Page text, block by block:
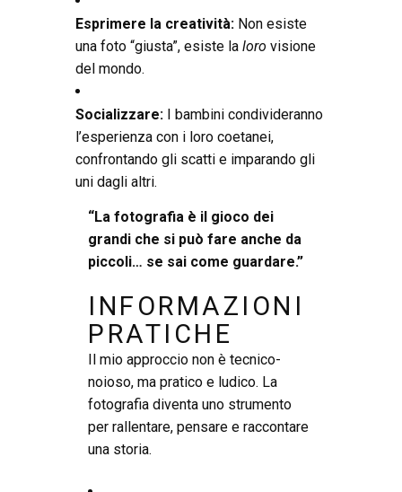
Esprimere la creatività: Non esiste
una foto “giusta”, esiste la loro visione
del mondo.
Socializzare: I bambini condivideranno
l’esperienza con i loro coetanei,
confrontando gli scatti e imparando gli
uni dagli altri.
“La fotografia è il gioco dei
grandi che si può fare anche da
piccoli… se sai come guardare.”
INFORMAZIONI
PRATICHE
Il mio approccio non è tecnico-
noioso, ma pratico e ludico. La
fotografia diventa uno strumento
per rallentare, pensare e raccontare
una storia.